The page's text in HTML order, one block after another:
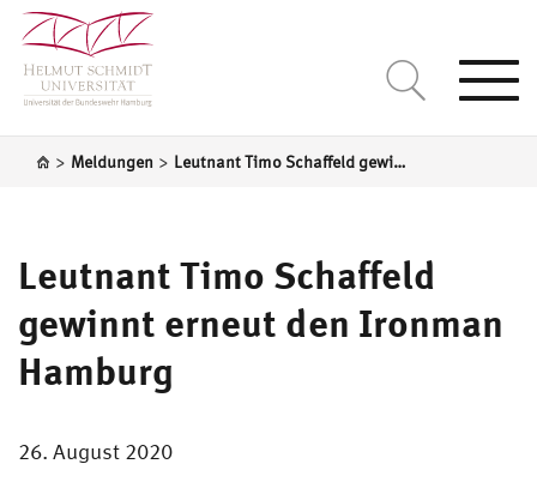
> Meldungen > Leutnant Timo Schaffeld gewinnt erneut den Ironman Hamburg
Leutnant Timo Schaffeld
gewinnt erneut den Ironman
Hamburg
26. August 2020